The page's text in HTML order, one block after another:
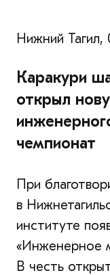
Нижний Тагил,
Каракури
открыл
чемпионат
При
в
институте
«Инженерное
В честь